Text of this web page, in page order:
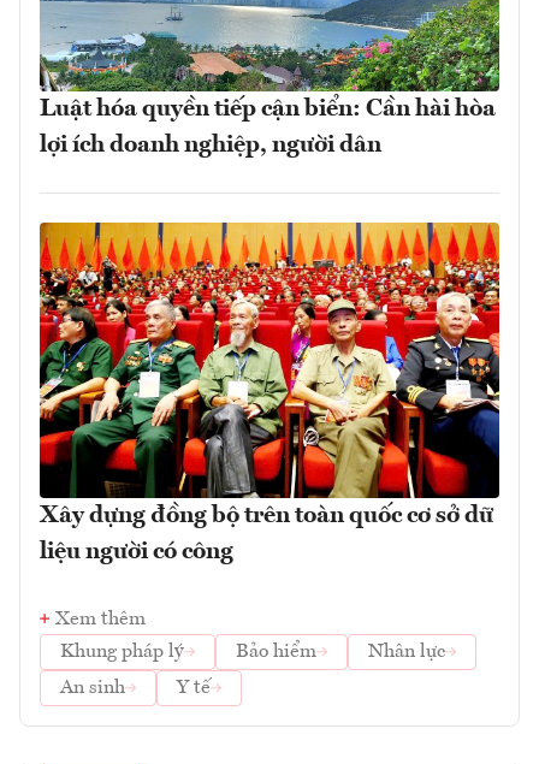
Luật hóa quyền tiếp cận biển: Cần hài hòa
lợi ích doanh nghiệp, người dân
Xây dựng đồng bộ trên toàn quốc cơ sở dữ
liệu người có công
Xem thêm
Khung pháp lý
Bảo hiểm
Nhân lực
An sinh
Y tế